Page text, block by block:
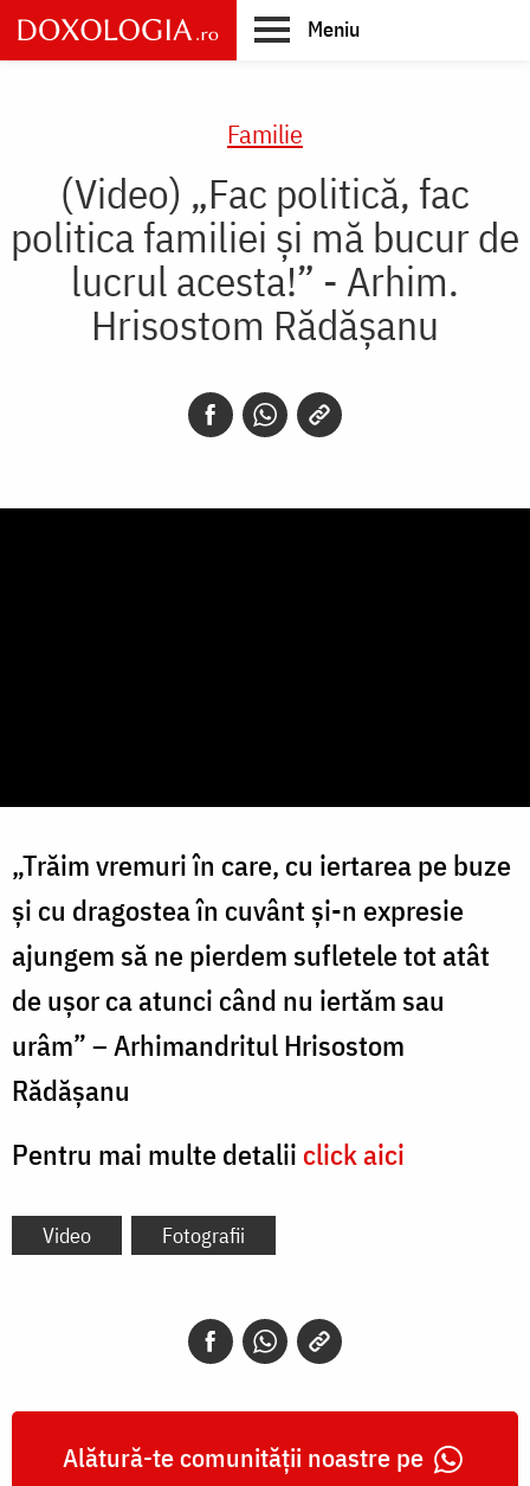
Skip
to
main
Meniu
Familie
(Video) „Fac politică, fac
politica familiei și mă bucur de
lucrul acesta!” - Arhim.
Hrisostom Rădășanu
„Trăim vremuri în care, cu iertarea pe buze
și cu dragostea în cuvânt și-n expresie
ajungem să ne pierdem sufletele tot atât
de ușor ca atunci când nu iertăm sau
urâm” – Arhimandritul Hrisostom
Rădăşanu
Pentru mai multe detalii click aici
Video Fotografii
Alătură-te comunității noastre pe